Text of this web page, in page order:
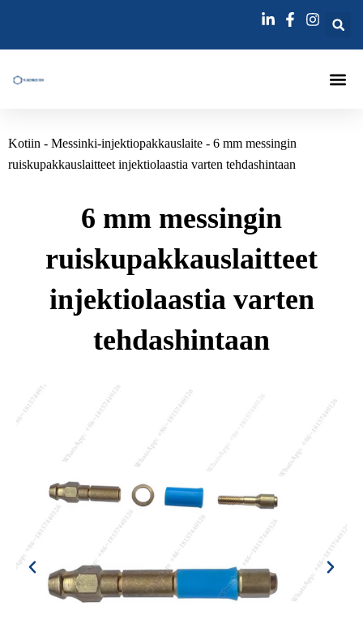
内
Kotiin - Messinki-injektiopakkauslaite - 6 mm messingin
ruiskupakkauslaitteet injektiolaastia varten tehdashintaan
6 mm messingin
ruiskupakkauslaitteet
injektiolaastia varten
tehdashintaan